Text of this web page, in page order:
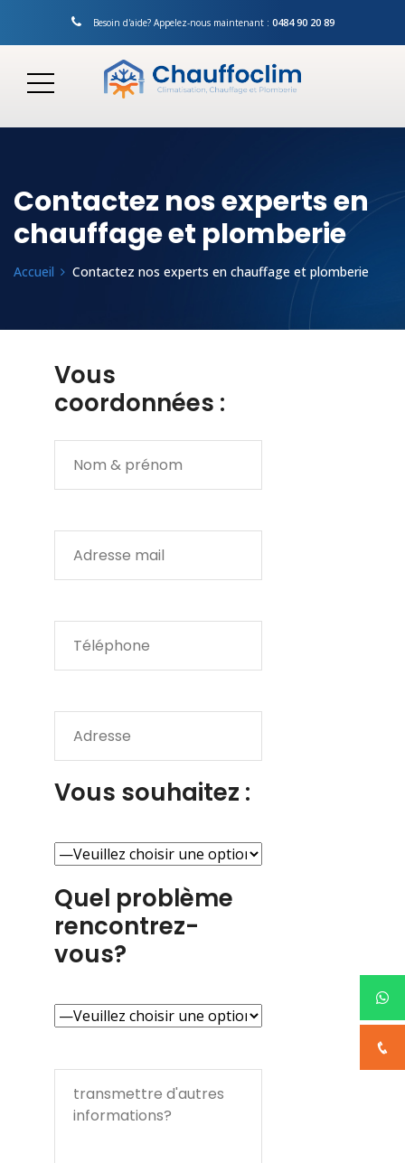
Besoin d'aide? Appelez-nous maintenant : 0484 90 20 89
Contactez nos experts en
chauffage et plomberie
Accueil Contactez nos experts en chauffage et plomberie
Vous
coordonnées :
Vous souhaitez :
Quel problème
rencontrez-
vous?